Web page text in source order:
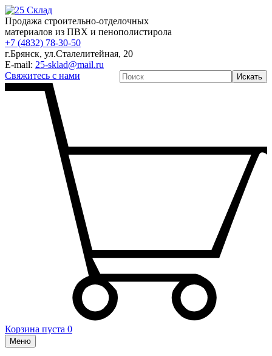
Продажа строительно-отделочных
материалов из ПВХ и пенополистирола
+7 (4832) 78-30-50
г.Брянск, ул.Сталелитейная, 20
E-mail: 25-sklad@mail.ru
Свяжитесь с нами
Искать
Корзина пуста 0
Меню